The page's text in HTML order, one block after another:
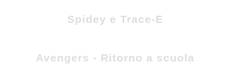
Spidey e Trace-E
Avengers - Ritorno a scuola